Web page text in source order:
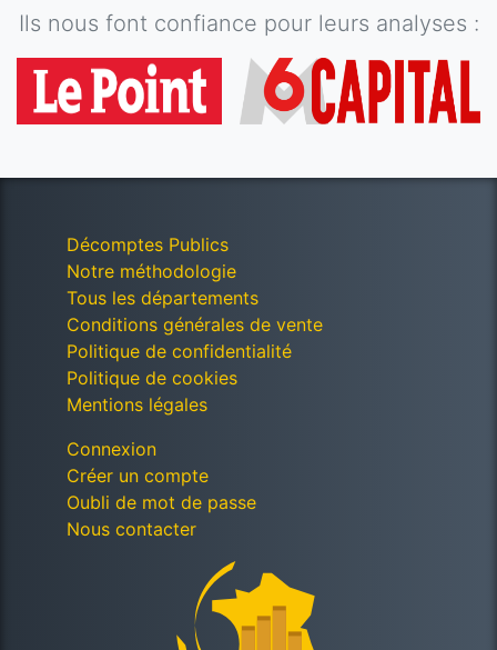
Ils nous font confiance pour leurs analyses :
Décomptes Publics
Notre méthodologie
Tous les départements
Conditions générales de vente
Politique de confidentialité
Politique de cookies
Mentions légales
Connexion
Créer un compte
Oubli de mot de passe
Nous contacter